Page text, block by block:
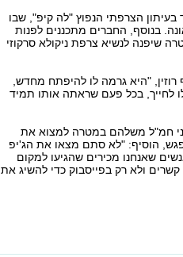
הצרפתי הנפוץ "לה קיפ", שבו
בנוסף, החברים מתכננים לפנות
שיפנה לנשיא צרפת ניקולא סרקוזי
"היא גרמה לו להיפתח מחדש,
לחייך, בכל פעם שראתה אותו תמיד
חמ"ל משלהם במטרה למצוא את
הוסיף: "לא סתם מצאו את הג'יפ
שאנחנו מכירים שהגיעו למקום
ולא רק בפייסבוק כדי להשיג את